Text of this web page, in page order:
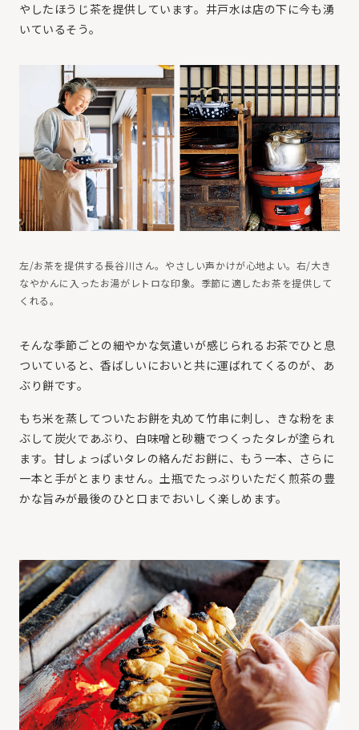
やしたほうじ茶を提供しています。井戸水は店の下に今も湧
いているそう。
左/お茶を提供する長谷川さん。やさしい声かけが心地よい。右/大き
なやかんに入ったお湯がレトロな印象。季節に適したお茶を提供して
くれる。
そんな季節ごとの細やかな気遣いが感じられるお茶でひと息
ついていると、香ばしいにおいと共に運ばれてくるのが、あ
ぶり餅です。
もち米を蒸してついたお餅を丸めて竹串に刺し、きな粉をま
ぶして炭火であぶり、白味噌と砂糖でつくったタレが塗られ
ます。甘しょっぱいタレの絡んだお餅に、もう一本、さらに
一本と手がとまりません。土瓶でたっぷりいただく煎茶の豊
かな旨みが最後のひと口までおいしく楽しめます。